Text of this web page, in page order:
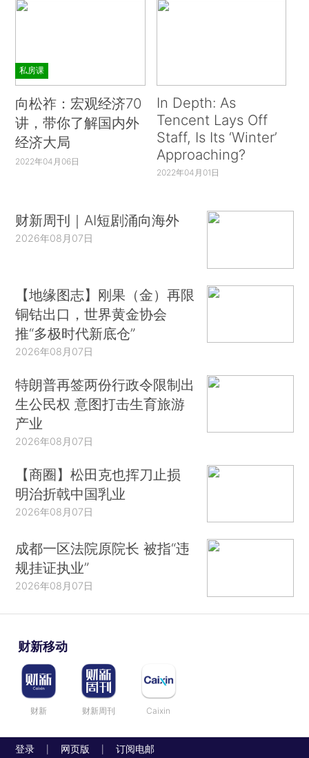
私房课
向松祚：宏观经济70
讲，带你了解国内外
经济大局
2022年04月06日
In Depth: As
Tencent Lays Off
Staff, Is Its ‘Winter’
Approaching?
2022年04月01日
财新周刊｜AI短剧涌向海外
2026年08月07日
【地缘图志】刚果（金）再限
铜钴出口，世界黄金协会
推“多极时代新底仓”
2026年08月07日
特朗普再签两份行政令限制出
生公民权 意图打击生育旅游
产业
2026年08月07日
【商圈】松田克也挥刀止损
明治折戟中国乳业
2026年08月07日
成都一区法院原院长 被指“违
规挂证执业”
2026年08月07日
财新移动
财新 财新周刊 Caixin
登录 网页版 订阅电邮